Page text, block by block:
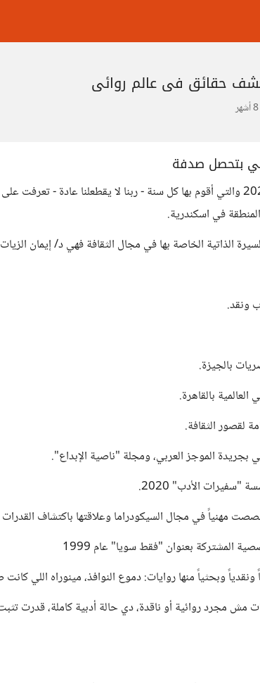
حقائق في عالم روائي
بتحصل صدفة
في رحلة معرض الكتاب 2025 والتي أقوم بها كل سنة - ربنا لا يقطعلنا
في اسكندرية.
الذاتية الخاصة بها في مجال الثقافة فهي د/ إيمان
ونقد.
بالجيزة.
بالقاهرة.
لقصور الثقافة.
بجريدة الموجز العربي، ومجلة "ناصية الإبداع".
الأدب" 2020.
مهنياً في مجال السيكودراما وعلاقتها باكتشاف القدرات
المشتركة بعنوان "فقط سويا" عام 1999
مش مجرد روائية أو ناقدة، دي حالة أدبية كاملة، قدرت